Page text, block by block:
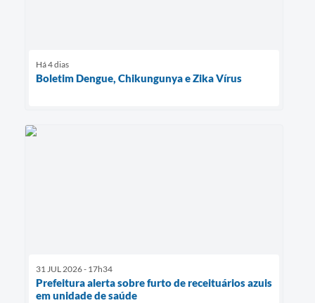
Há 4 dias
Boletim Dengue, Chikungunya e Zika Vírus
31 JUL 2026 - 17h34
Prefeitura alerta sobre furto de receituários azuis
em unidade de saúde